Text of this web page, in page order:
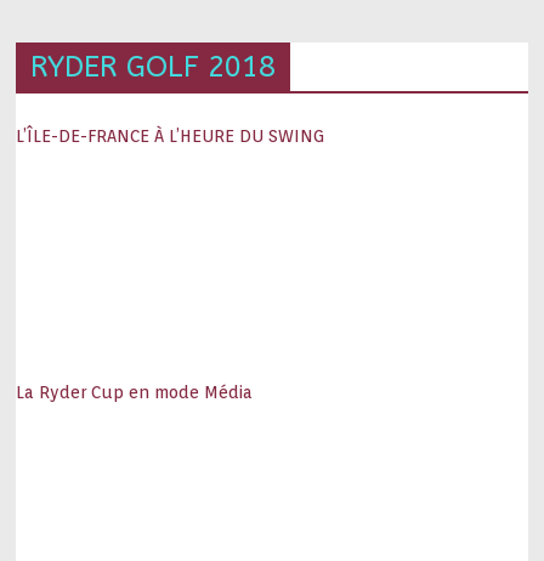
RYDER GOLF 2018
L’ÎLE-DE-FRANCE À L’HEURE DU SWING
La Ryder Cup en mode Média